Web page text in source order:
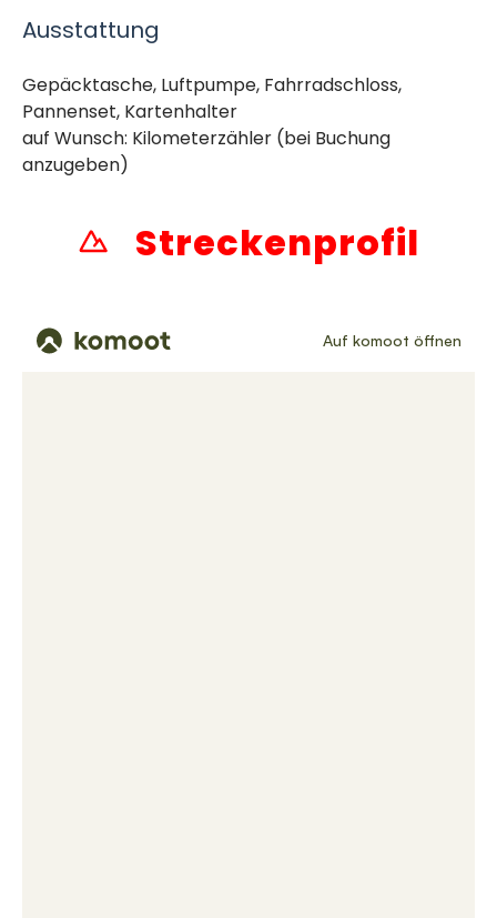
Ausstattung
Gepäcktasche, Luftpumpe, Fahrradschloss,
Pannenset, Kartenhalter
auf Wunsch: Kilometerzähler (bei Buchung
anzugeben)
Streckenprofil